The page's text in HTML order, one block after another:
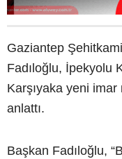
Gaziantep
Fadıloğlu, İpekyolu
Karşıyaka yeni imar
anlattı.
Başkan Fadıloğlu,